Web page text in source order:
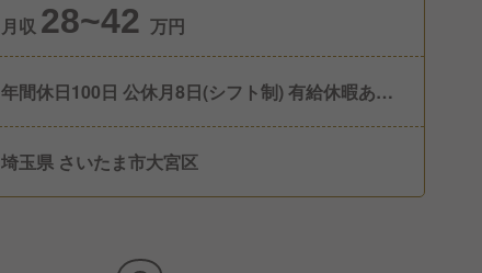
月収 28~42 万円
年間休日100日 公休月8日(シフト制) 有給休暇あり
埼玉県 さいたま市大宮区